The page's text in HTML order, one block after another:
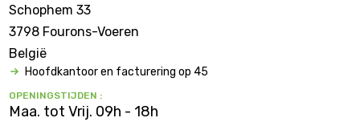
Schophem 33
3798 Fourons-Voeren
België
Hoofdkantoor en facturering op 45
OPENINGSTIJDEN :
Maa. tot Vrij. 09h - 18h